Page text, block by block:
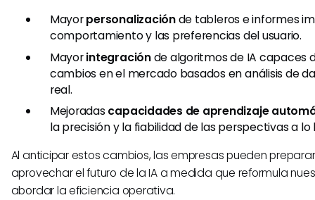
Mayorpersonalizaciónde tableros e informes
comportamiento y las preferencias del usuario.
Mayorintegraciónde algoritmos de IA capaces
cambios en el mercado basados en análisis de
real.
Mejoradascapacidades de aprendizaje
la precisión y la fiabilidad de las perspectivas a
Al anticipar estos cambios, las empresas pueden
aprovechar el futuro de la IA a medida que reformula
abordar la eficiencia operativa.